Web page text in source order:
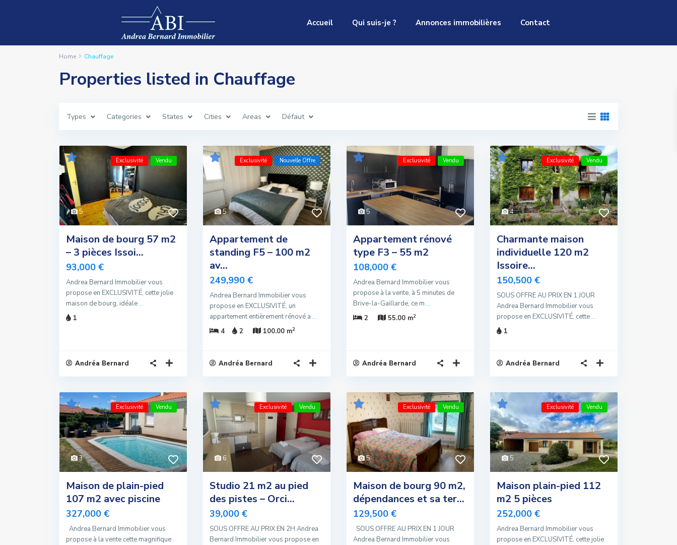
Accueil Qui suis-je ? Annonces immobilières Contact
Home Chauffage
Properties listed in Chauffage
Types Categories States Cities Areas Défaut
5
Exclusivité Vendu
Maison de bourg 57 m2
– 3 pièces Issoi...
93,000 €
Andrea Bernard Immobilier vous
propose en EXCLUSIVITÉ, cette jolie
maison de bourg, idéale...
1
Andréa Bernard
5
Exclusivité Nouvelle Offre
Appartement de
standing F5 – 100 m2
av...
249,990 €
Andrea Bernard Immobilier vous
propose en EXCLUSIVITÉ, un
appartement entièrement rénové a ...
4
2 100.00 m2
Andréa Bernard
5
Exclusivité Vendu
Appartement rénové
type F3 – 55 m2
108,000 €
Andrea Bernard Immobilier vous
propose à la vente, à 5 minutes de
Brive-la-Gaillarde, ce m ...
2
55.00 m2
Andréa Bernard
4
Exclusivité Vendu
Charmante maison
individuelle 120 m2
Issoire...
150,500 €
SOUS OFFRE AU PRIX EN 1 JOUR
Andrea Bernard Immobilier vous
propose en EXCLUSIVITÉ, cette...
1
Andréa Bernard
3
Exclusivité Vendu
Maison de plain-pied
107 m2 avec piscine
327,000 €
Andrea Bernard Immobilier vous
propose à la vente cette magnifique
6
Exclusivité Vendu
Studio 21 m2 au pied
des pistes – Orci...
39,000 €
SOUS OFFRE AU PRIX EN 2H Andrea
Bernard Immobilier vous propose en
5
Exclusivité Vendu
Maison de bourg 90 m2,
dépendances et sa ter...
129,500 €
SOUS OFFRE AU PRIX EN 1 JOUR
Andrea Bernard Immobilier vous
5
Exclusivité Vendu
Maison plain-pied 112
m2 5 pièces
252,000 €
Andrea Bernard Immobilier vous
propose en EXCLUSIVITÉ, cette jolie